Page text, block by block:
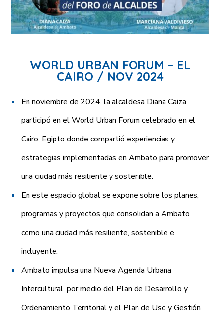
WORLD URBAN FORUM – EL
CAIRO / NOV 2024
En noviembre de 2024, la alcaldesa Diana Caiza
participó en el World Urban Forum celebrado en el
Cairo, Egipto donde compartió experiencias y
estrategias implementadas en Ambato para promover
una ciudad más resiliente y sostenible.
En este espacio global se expone sobre los planes,
programas y proyectos que consolidan a Ambato
como una ciudad más resiliente, sostenible e
incluyente.
Ambato impulsa una Nueva Agenda Urbana
Intercultural, por medio del Plan de Desarrollo y
Ordenamiento Territorial y el Plan de Uso y Gestión